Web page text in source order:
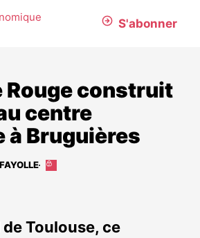
S'abonner
Rouge construit
centre
à Bruguières
Cet
abonnés
Toulouse, ce